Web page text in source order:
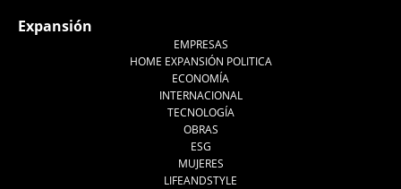
Expansión
EMPRESAS
HOME EXPANSIÓN POLITICA
ECONOMÍA
INTERNACIONAL
TECNOLOGÍA
OBRAS
ESG
MUJERES
LIFEANDSTYLE